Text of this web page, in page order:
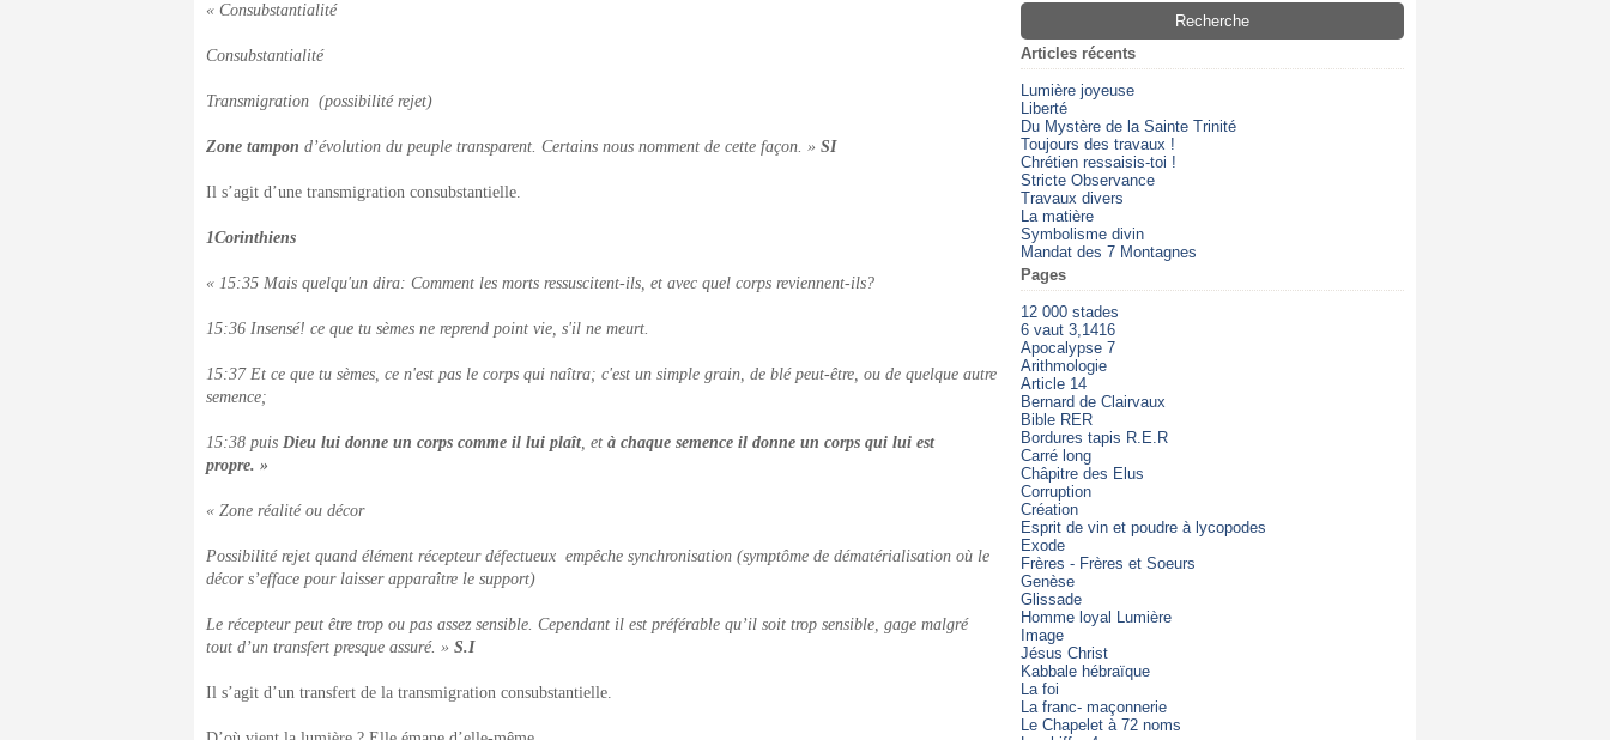
« Consubstantialité
Consubstantialité
Transmigration (possibilité rejet)
Zone tampon d’évolution du peuple transparent. Certains nous nomment de cette façon. » SI
Il s’agit d’une transmigration consubstantielle.
1Corinthiens
« 15:35 Mais quelqu'un dira: Comment les morts ressuscitent-ils, et avec quel corps reviennent-ils?
15:36 Insensé! ce que tu sèmes ne reprend point vie, s'il ne meurt.
15:37 Et ce que tu sèmes, ce n'est pas le corps qui naîtra; c'est un simple grain, de blé peut-être, ou de quelque autre
semence;
15:38 puis Dieu lui donne un corps comme il lui plaît, et à chaque semence il donne un corps qui lui est
propre. »
« Zone réalité ou décor
Possibilité rejet quand élément récepteur défectueux empêche synchronisation (symptôme de dématérialisation où le
décor s’efface pour laisser apparaître le support)
Le récepteur peut être trop ou pas assez sensible. Cependant il est préférable qu’il soit trop sensible, gage malgré
tout d’un transfert presque assuré. » S.I
Il s’agit d’un transfert de la transmigration consubstantielle.
Articles récents
Lumière joyeuse
Liberté
Du Mystère de la Sainte Trinité
Toujours des travaux !
Chrétien ressaisis-toi !
Stricte Observance
Travaux divers
La matière
Symbolisme divin
Mandat des 7 Montagnes
Pages
12 000 stades
6 vaut 3,1416
Apocalypse 7
Arithmologie
Article 14
Bernard de Clairvaux
Bible RER
Bordures tapis R.E.R
Carré long
Châpitre des Elus
Corruption
Création
Esprit de vin et poudre à lycopodes
Exode
Frères - Frères et Soeurs
Genèse
Glissade
Homme loyal Lumière
Image
Jésus Christ
Kabbale hébraïque
La foi
La franc- maçonnerie
Le Chapelet à 72 noms